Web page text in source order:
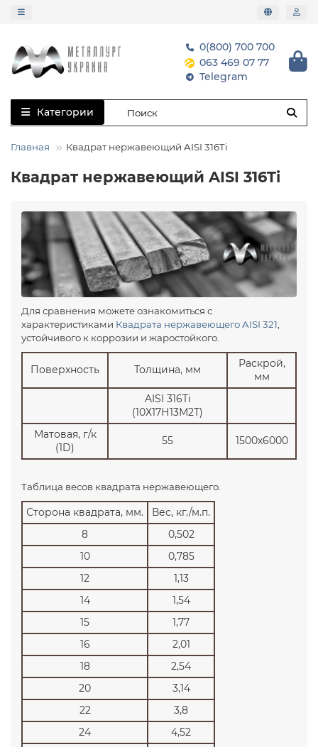
0(800) 700 700
063 469 07 77
Telegram
Категории
Главная Квадрат нержавеющий AISI 316Ti
Квадрат нержавеющий AISI 316Ti
Для сравнения можете ознакомиться с
характеристиками Квадрата нержавеющего AISI 321,
устойчивого к коррозии и жаростойкого.
Поверхность Толщина, мм
Раскрой,
мм
AISI 316Ti
(10Х17Н13М2Т)
Матовая, г/к
(1D)
55 1500х6000
Таблица весов квадрата нержавеющего.
Сторона квадрата, мм.
Вес, кг./м.п.
8
0,502
10
0,785
12
1,13
14
1,54
15
1,77
16
2,01
18
2,54
20
3,14
22
3,8
24
4,52